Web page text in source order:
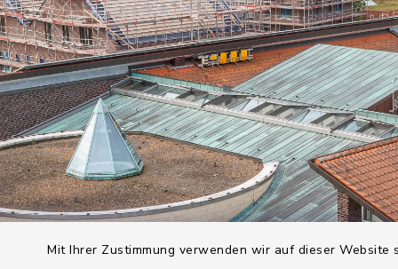
Mit Ihrer Zustimmung verwenden wir auf dieser